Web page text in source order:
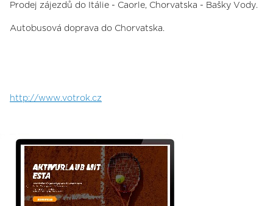
Prodej zájezdů do Itálie - Caorle, Chorvatska - Bašky Vody.
Autobusová doprava do Chorvatska.
http://www.votrok.cz